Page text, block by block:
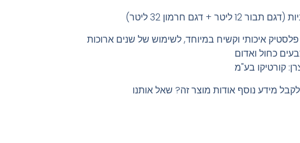
12 ליטר + דגם חרמון 32 ליטר)
פלסטיק איכותי וקשיח במיוחד, לשימוש של שנים ארוכות
כחול ואדום
קורטיקו בע"מ
לקבל מידע נוסף אודות מוצר זה? שאל אותנו